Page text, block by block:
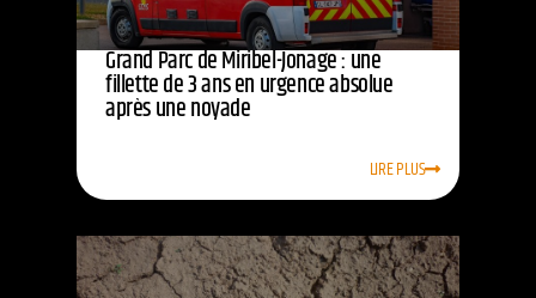
Grand Parc de Miribel-Jonage : une
fillette de 3 ans en urgence absolue
après une noyade
LIRE PLUS